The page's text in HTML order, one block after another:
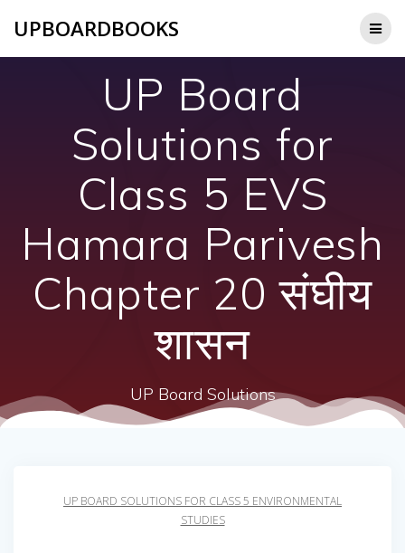
UPBOARDBOOKS
UP Board
Solutions for
Class 5 EVS
Hamara Parivesh
Chapter 20 संघीय
शासन
UP Board Solutions
UP BOARD SOLUTIONS FOR CLASS 5 ENVIRONMENTAL
STUDIES